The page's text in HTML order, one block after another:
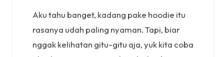
Aku tahu banget, kadang pake hoodie itu
rasanya udah paling nyaman. Tapi, biar
nggak kelihatan gitu-gitu aja, yuk kita coba